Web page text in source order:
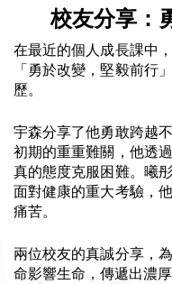
校友分享：
在最近的個人成長課中
「勇於改變，堅毅前行
歷。
宇森分享了他勇敢跨越
初期的重重難關，他透
真的態度克服困難。曦
面對健康的重大考驗，
痛苦。
兩位校友的真誠分享，
命影響生命，傳遞出濃厚